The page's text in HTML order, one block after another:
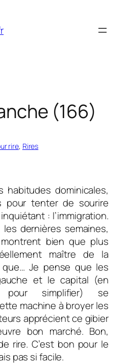
(166)
rire, Rires
habitudes dominicales,
pour tenter de sourire
: l’immigration.
dernières semaines,
bien que plus
maître de la
Je pense que les
et le capital (en
pour simplifier) se
machine à broyer les
apprécient ce gibier
bon marché. Bon,
rire. C’est bon pour le
pas si facile.